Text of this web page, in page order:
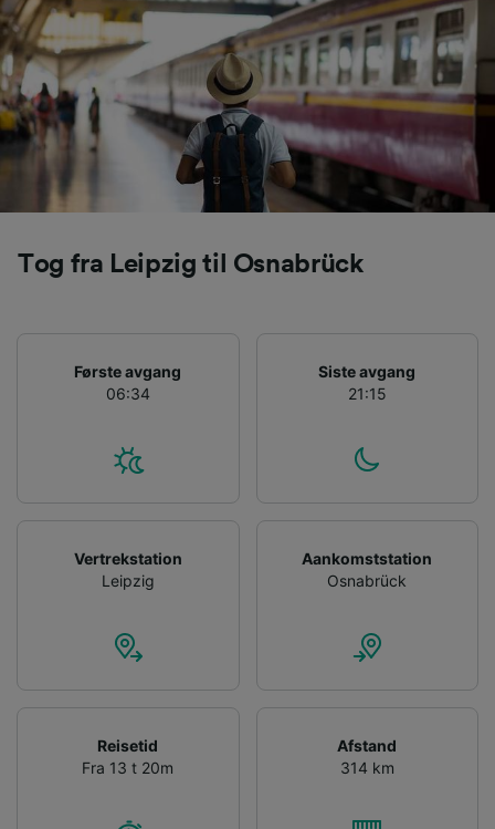
Tog fra Leipzig til Osnabrück
Første avgang
06:34
Siste avgang
21:15
Vertrekstation
Leipzig
Aankomststation
Osnabrück
Reisetid
Fra 13 t 20m
Afstand
314 km